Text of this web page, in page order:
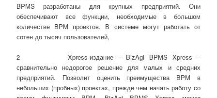
BPMS разработаны для крупных предприятий. Они
обеспечивают все функции, необходимые в большом
количестве BPM проектов. В системе могут работать от
сотен до тысяч пользователей,
2 Xpress-издание – BizAgi BPMS Xpress –
сравнительно недорогое решение для малых и средних
предприятий. Позволит оценить преимущества BPM в
небольших (пробных) проектах, прежде чем начать работу со